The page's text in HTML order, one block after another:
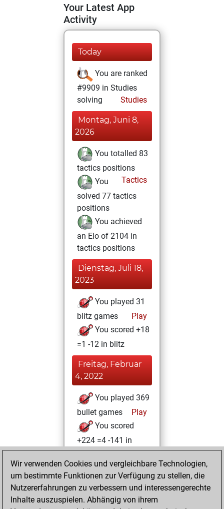
Your Latest App
Activity
Today
You are ranked
#9909 in Studies
solving
Studies
Montag, Juni 8,
2026
You totalled 83
tactics positions
Tactics
You
solved 77 tactics
positions
You achieved
an Elo of 2104 in
tactics positions
Dienstag, Juli 18,
2023
You played 31
blitz games
Play
You scored +18
=1 -12 in blitz
Freitag, Februar
4, 2022
You played 369
bullet games
Play
You scored
+224 =4 -141 in
bullet
Mittwoch,
Februar 2, 2022
You created
Wir verwenden Cookies und vergleichbare Technologien,
um bestimmte Funktionen zur Verfügung zu stellen, die
Nutzererfahrungen zu verbessern und interessengerechte
Inhalte auszuspielen. Abhängig von ihrem